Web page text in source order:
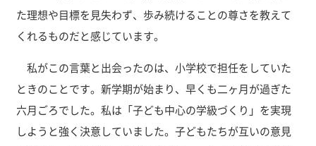
た理想や目標を見失わず、歩み続けることの尊さを教えて
くれるものだと感じています。
私がこの言葉と出会ったのは、小学校で担任をしていた
ときのことです。新学期が始まり、早くも二ヶ月が過ぎた
六月ごろでした。私は「子ども中心の学級づくり」を実現
しようと強く決意していました。子どもたちが互いの意見